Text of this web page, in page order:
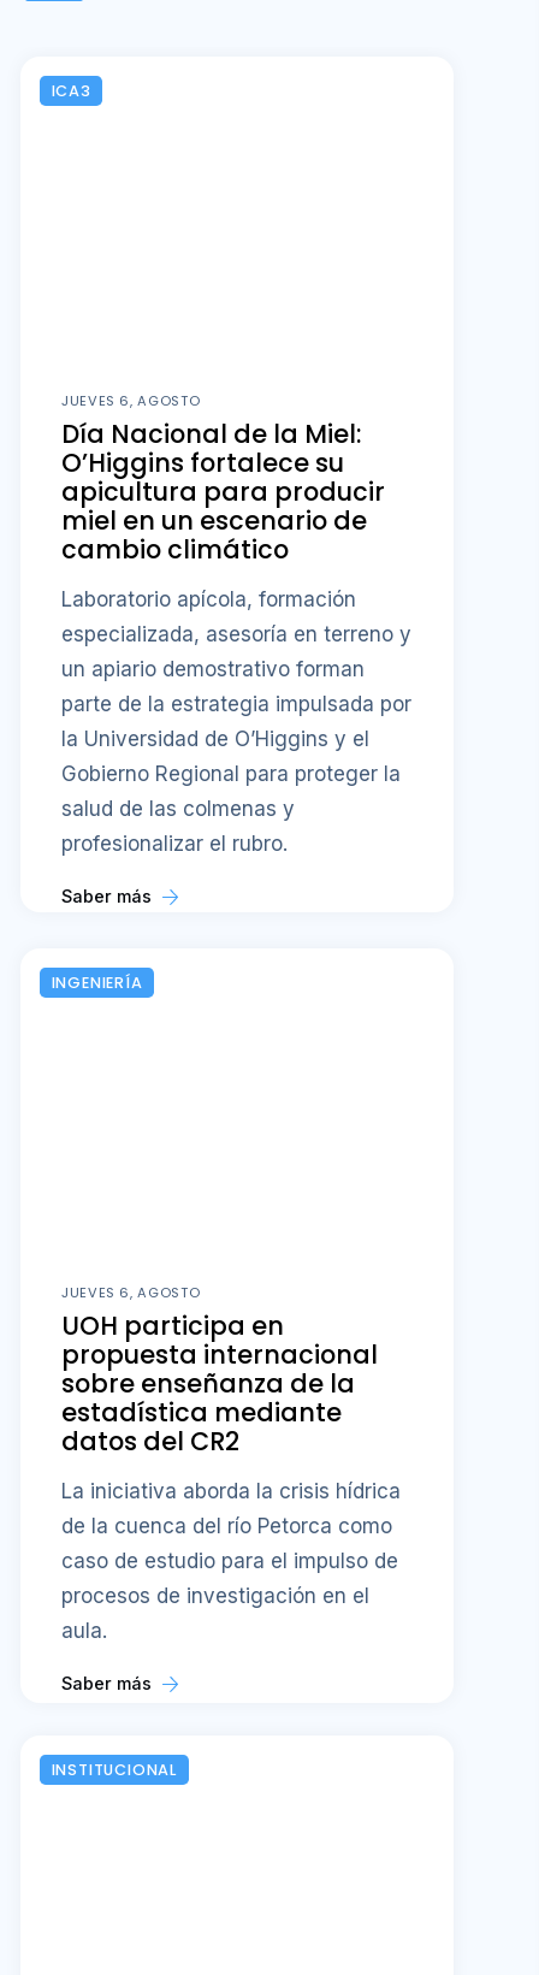
ICA3
JUEVES 6, AGOSTO
Día Nacional de la Miel:
O’Higgins fortalece su
apicultura para producir
miel en un escenario de
cambio climático
Laboratorio apícola, formación
especializada, asesoría en terreno y
un apiario demostrativo forman
parte de la estrategia impulsada por
la Universidad de O’Higgins y el
Gobierno Regional para proteger la
salud de las colmenas y
profesionalizar el rubro.
Saber más
INGENIERÍA
JUEVES 6, AGOSTO
UOH participa en
propuesta internacional
sobre enseñanza de la
estadística mediante
datos del CR2
La iniciativa aborda la crisis hídrica
de la cuenca del río Petorca como
caso de estudio para el impulso de
procesos de investigación en el
aula.
Saber más
INSTITUCIONAL